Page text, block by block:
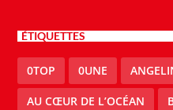
ÉTIQUETTES
0TOP 0UNE
AU CŒUR DE L’OCÉAN